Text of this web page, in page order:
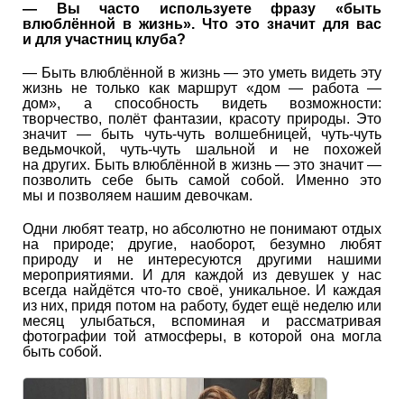
— Вы часто используете фразу «быть
влюблённой в жизнь». Что это значит для вас
и для участниц клуба?
— Быть влюблённой в жизнь — это уметь видеть эту
жизнь не только как маршрут «дом — работа —
дом», а способность видеть возможности:
творчество, полёт фантазии, красоту природы. Это
значит — быть чуть-чуть волшебницей, чуть-чуть
ведьмочкой, чуть-чуть шальной и не похожей
на других. Быть влюблённой в жизнь — это значит —
позволить себе быть самой собой. Именно это
мы и позволяем нашим девочкам.
Одни любят театр, но абсолютно не понимают отдых
на природе; другие, наоборот, безумно любят
природу и не интересуются другими нашими
мероприятиями. И для каждой из девушек у нас
всегда найдётся что-то своё, уникальное. И каждая
из них, придя потом на работу, будет ещё неделю или
месяц улыбаться, вспоминая и рассматривая
фотографии той атмосферы, в которой она могла
быть собой.